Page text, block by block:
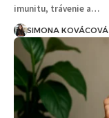
imunitu, trávenie a…
SIMONA KOVÁCOVÁ